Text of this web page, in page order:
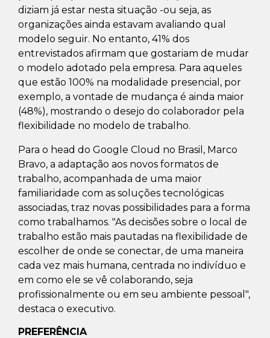
diziam já estar nesta situação -ou seja, as
organizações ainda estavam avaliando qual
modelo seguir. No entanto, 41% dos
entrevistados afirmam que gostariam de mudar
o modelo adotado pela empresa. Para aqueles
que estão 100% na modalidade presencial, por
exemplo, a vontade de mudança é ainda maior
(48%), mostrando o desejo do colaborador pela
flexibilidade no modelo de trabalho.
Para o head do Google Cloud no Brasil, Marco
Bravo, a adaptação aos novos formatos de
trabalho, acompanhada de uma maior
familiaridade com as soluções tecnológicas
associadas, traz novas possibilidades para a forma
como trabalhamos. "As decisões sobre o local de
trabalho estão mais pautadas na flexibilidade de
escolher de onde se conectar, de uma maneira
cada vez mais humana, centrada no indivíduo e
em como ele se vê colaborando, seja
profissionalmente ou em seu ambiente pessoal",
destaca o executivo.
PREFERÊNCIA